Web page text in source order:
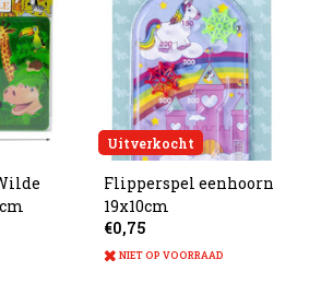
Uitverkocht
Flipperspel eenhoorn
19x10cm
€0,75
NIET OP VOORRAAD